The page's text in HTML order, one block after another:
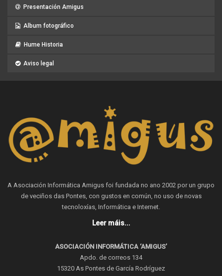
Presentación Amigus
Album fotográfico
Hume Historia
Aviso legal
A Asociación Informática Amigus foi fundada no ano 2002 por un grupo
de veciños das Pontes, con gustos en común, no uso de novas
tecnoloxías, Informática e Internet.
Leer máis...
ASOCIACIÓN INFORMÁTICA ‘AMIGUS’
Apdo. de correos 134
15320 As Pontes de García Rodríguez